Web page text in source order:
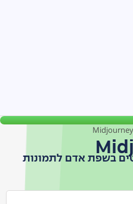
בשפת אדם לתמונות